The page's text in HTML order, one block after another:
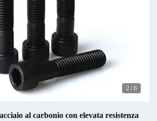
2 / 6
al carbonio con elevata resistenza